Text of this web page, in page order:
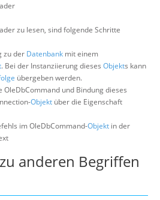
zu lesen, sind folgende Schritte
zu der Datenbank mit einem
. Bei der Instanziierung dieses Objekts kann
übergeben werden.
OleDbCommand und Bindung dieses
Objekt über die Eigenschaft
im OleDbCommand-Objekt in der
anderen Begriffen